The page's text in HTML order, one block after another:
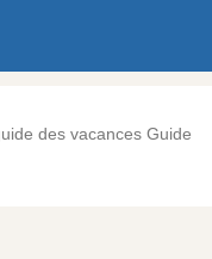
des vacances Guide